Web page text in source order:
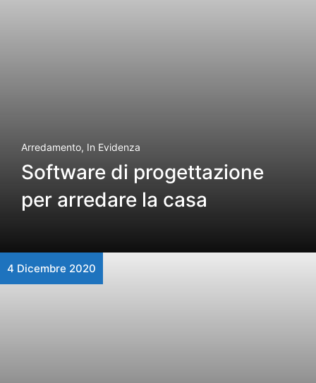
Arredamento, In Evidenza
Software di progettazione
per arredare la casa
4 Dicembre 2020